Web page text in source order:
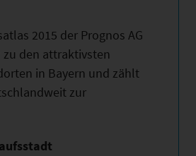
2015 der Prognos AG
den attraktivsten
in Bayern und zählt
zur